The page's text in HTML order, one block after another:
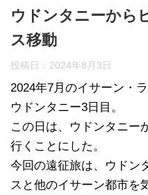
ウドンタニーから
ス移動
投稿日： 2024年8月3日
2024年7月のイサーン・
ウドンタニー3日目。
この日は、ウドンタニー
行くことにした。
今回の遠征旅は、ウドン
スと他のイサーン都市を